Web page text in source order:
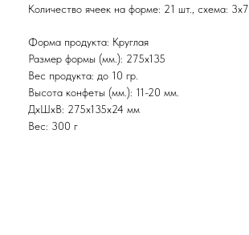
Количество ячеек на форме: 21 шт., схема: 3х7
Форма продукта: Круглая
Размер формы (мм.): 275х135
Вес продукта: до 10 гр.
Высота конфеты (мм.): 11-20 мм.
ДxШxВ: 275x135x24 мм
Вес: 300 г